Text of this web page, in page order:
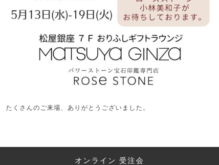
たくさんのご来場、ありがとうございました。
オンライン 受注会